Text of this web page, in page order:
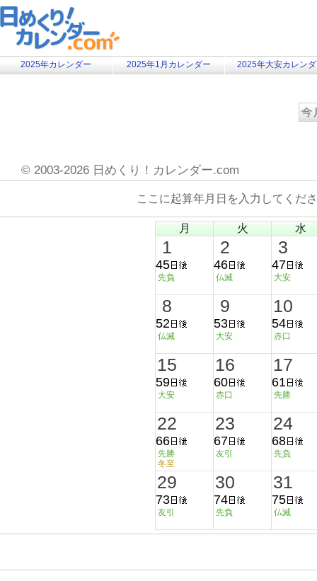
2025年カレンダー 2025年1月カレンダー 2025年大安カレン
© 2003-2026 日めくり！カレンダー.com
ここに起算年月日を入力してく
月 火 水
1
45
先負
2
46
仏滅
3
47
大安
8
52
仏滅
9
53
大安
10
54
赤口
15
59
大安
16
60
赤口
17
61
先勝
22
66
先勝
冬至
23
67
友引
24
68
先負
29
73
友引
30
74
先負
31
75
仏滅